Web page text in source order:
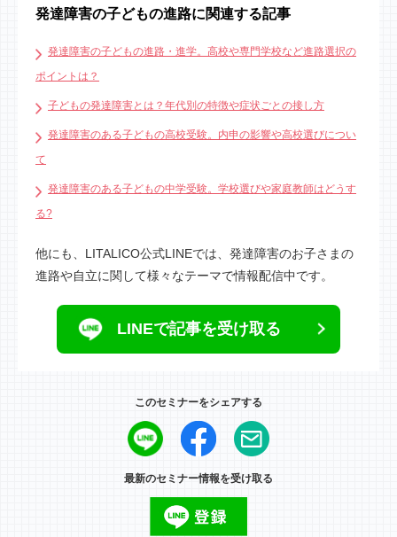
発達障害の子どもの進路に関連する記事
発達障害の子どもの進路・進学。高校や専門学校など進路選択の
ポイントは？
子どもの発達障害とは？年代別の特徴や症状ごとの接し方
発達障害のある子どもの高校受験。内申の影響や高校選びについ
て
発達障害のある子どもの中学受験。学校選びや家庭教師はどうす
る?
他にも、LITALICO公式LINEでは、発達障害のお子さまの
進路や自立に関して様々なテーマで情報配信中です。
LINEで記事を受け取る
このセミナーをシェアする
最新のセミナー情報を受け取る